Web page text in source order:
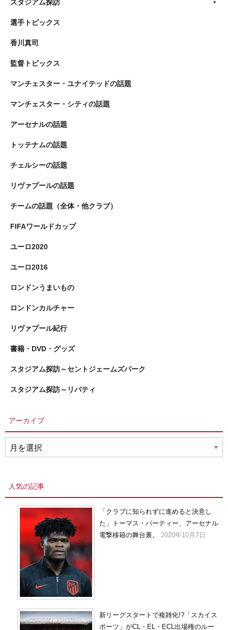
スタジアム探訪
選手トピックス
香川真司
監督トピックス
マンチェスター・ユナイテッドの話題
マンチェスター・シティの話題
アーセナルの話題
トッテナムの話題
チェルシーの話題
リヴァプールの話題
チームの話題（全体・他クラブ）
FIFAワールドカップ
ユーロ2020
ユーロ2016
ロンドンうまいもの
ロンドンカルチャー
リヴァプール紀行
書籍・DVD・グッズ
スタジアム探訪～セントジェームズパーク
スタジアム探訪～リバティ
アーカイブ
ー
人気の記事
「クラブに知られずに進めると決意し
た」トーマス・パーティー、アーセナル
電撃移籍の舞台裏。
2020年10月7日
新リーグスタートで複雑化!?「スカイス
ポーツ」がCL・EL・ECL出場権のルー